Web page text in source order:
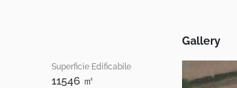
Gallery
Superficie Edificabile
11546 ㎡